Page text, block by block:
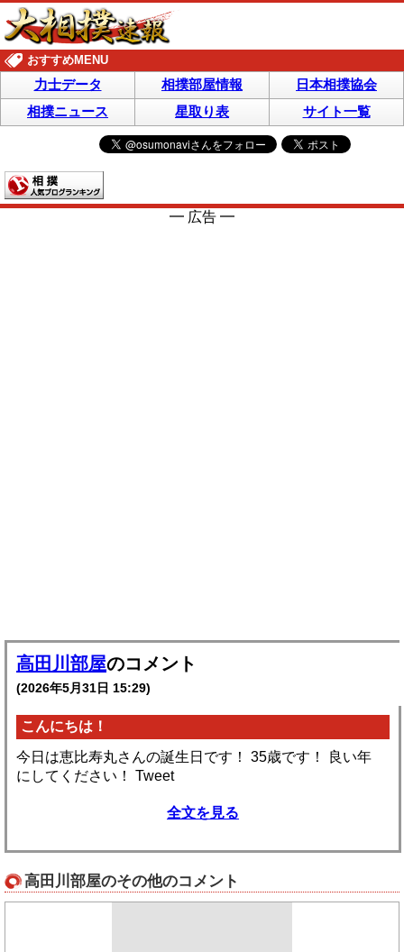
おすすめMENU
力士データ 相撲部屋情報
日本相撲協会
相撲ニュース
星取り表 サイト一覧
━ 広告 ━
高田川部屋のコメント
(2026年5月31日 15:29)
こんにちは！
今日は恵比寿丸さんの誕生日です！ 35歳です！ 良い年
にしてください！ Tweet
全文を見る
高田川部屋のその他のコメント